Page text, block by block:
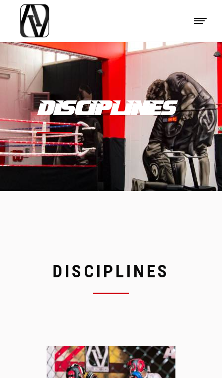
DISCIPLINES
DISCIPLINES